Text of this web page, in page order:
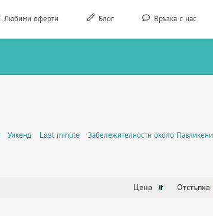
Любими оферти Блог Връзка с нас
Уикенд Last minute Забележителности около Павликени
Цена Отстъпка